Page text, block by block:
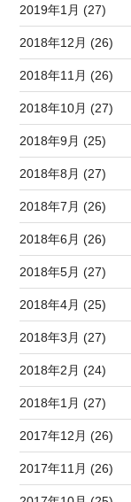
2019年1月 (27)
2018年12月 (26)
2018年11月 (26)
2018年10月 (27)
2018年9月 (25)
2018年8月 (27)
2018年7月 (26)
2018年6月 (26)
2018年5月 (27)
2018年4月 (25)
2018年3月 (27)
2018年2月 (24)
2018年1月 (27)
2017年12月 (26)
2017年11月 (26)